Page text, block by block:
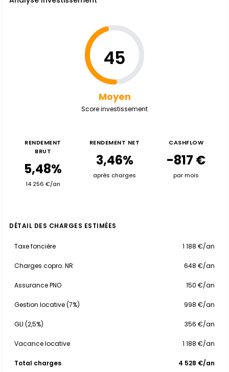
45
Moyen
Score investissement
RENDEMENT
BRUT
5,48%
14 256 €/an
RENDEMENT NET
3,46%
après charges
CASHFLOW
-817 €
par mois
DÉTAIL DES CHARGES ESTIMÉES
Taxe foncière 1 188 €/an
Charges copro. NR 648 €/an
Assurance PNO 150 €/an
Gestion locative (7%) 998 €/an
GLI (2,5%) 356 €/an
Vacance locative 1 188 €/an
Total charges 4 528 €/an